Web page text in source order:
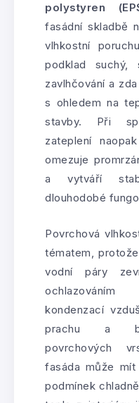
polystyren
fasádní skladbě
vlhkostní
podklad suchý,
zavlhčování a
s ohledem na
stavby. Při
zateplení
omezuje
a vytváří
dlouhodobé
Povrchová
tématem,
vodní páry
kondenzací
prachu a
povrchových
fasáda může
podmínek